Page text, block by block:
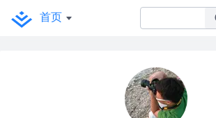
首页